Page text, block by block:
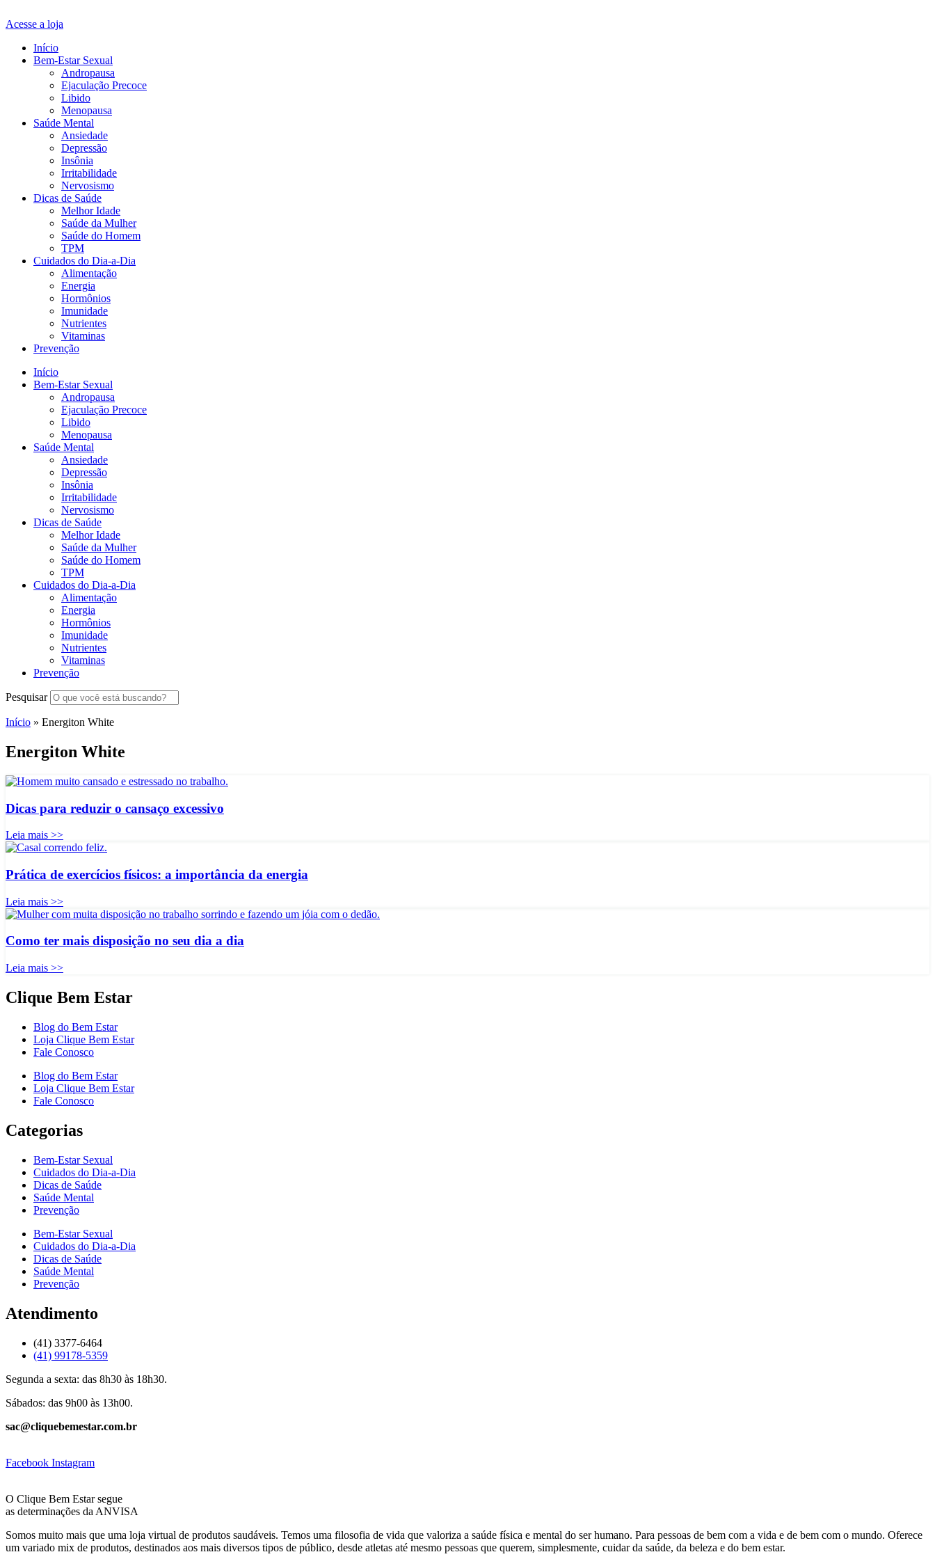
Acesse a loja
Início
Bem-Estar Sexual
Andropausa
Ejaculação Precoce
Libido
Menopausa
Saúde Mental
Ansiedade
Depressão
Insônia
Irritabilidade
Nervosismo
Dicas de Saúde
Melhor Idade
Saúde da Mulher
Saúde do Homem
TPM
Cuidados do Dia-a-Dia
Alimentação
Energia
Hormônios
Imunidade
Nutrientes
Vitaminas
Prevenção
Início
Bem-Estar Sexual
Andropausa
Ejaculação Precoce
Libido
Menopausa
Saúde Mental
Ansiedade
Depressão
Insônia
Irritabilidade
Nervosismo
Dicas de Saúde
Melhor Idade
Saúde da Mulher
Saúde do Homem
TPM
Cuidados do Dia-a-Dia
Alimentação
Energia
Hormônios
Imunidade
Nutrientes
Vitaminas
Prevenção
Pesquisar
Início » Energiton White
Energiton White
Dicas para reduzir o cansaço excessivo
Leia mais >>
Prática de exercícios físicos: a importância da energia
Leia mais >>
Como ter mais disposição no seu dia a dia
Leia mais >>
Clique Bem Estar
Blog do Bem Estar
Loja Clique Bem Estar
Fale Conosco
Blog do Bem Estar
Loja Clique Bem Estar
Fale Conosco
Categorias
Bem-Estar Sexual
Cuidados do Dia-a-Dia
Dicas de Saúde
Saúde Mental
Prevenção
Bem-Estar Sexual
Cuidados do Dia-a-Dia
Dicas de Saúde
Saúde Mental
Prevenção
Atendimento
(41) 3377-6464
(41) 99178-5359
Segunda a sexta: das 8h30 às 18h30.
Sábados: das 9h00 às 13h00.
sac@cliquebemestar.com.br
Facebook Instagram
O Clique Bem Estar segue
as determinações da ANVISA
Somos muito mais que uma loja virtual de produtos saudáveis. Temos uma filosofia de vida que valoriza a saúde física e mental do ser humano. Para pessoas de bem com a vida e de bem com o mundo. Oferece
um variado mix de produtos, destinados aos mais diversos tipos de público, desde atletas até mesmo pessoas que querem, simplesmente, cuidar da saúde, da beleza e do bem estar.